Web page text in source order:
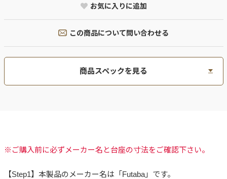
お気に入りに追加
この商品について問い合わせる
商品スペックを見る
※ご購入前に必ずメーカー名と台座の寸法をご確認下さい。
【Step1】本製品のメーカー名は「Futaba」です。